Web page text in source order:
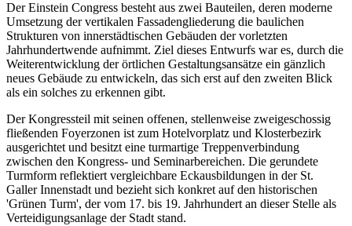
Der Einstein Congress besteht aus zwei Bauteilen, deren moderne
Umsetzung der vertikalen Fassadengliederung die baulichen
Strukturen von innerstädtischen Gebäuden der vorletzten
Jahrhundertwende aufnimmt. Ziel dieses Entwurfs war es, durch die
Weiterentwicklung der örtlichen Gestaltungsansätze ein gänzlich
neues Gebäude zu entwickeln, das sich erst auf den zweiten Blick
als ein solches zu erkennen gibt.
Der Kongressteil mit seinen offenen, stellenweise zweigeschossig
fließenden Foyerzonen ist zum Hotelvorplatz und Klosterbezirk
ausgerichtet und besitzt eine turmartige Treppenverbindung
zwischen den Kongress- und Seminarbereichen. Die gerundete
Turmform reflektiert vergleichbare Eckausbildungen in der St.
Galler Innenstadt und bezieht sich konkret auf den historischen
'Grünen Turm', der vom 17. bis 19. Jahrhundert an dieser Stelle als
Verteidigungsanlage der Stadt stand.